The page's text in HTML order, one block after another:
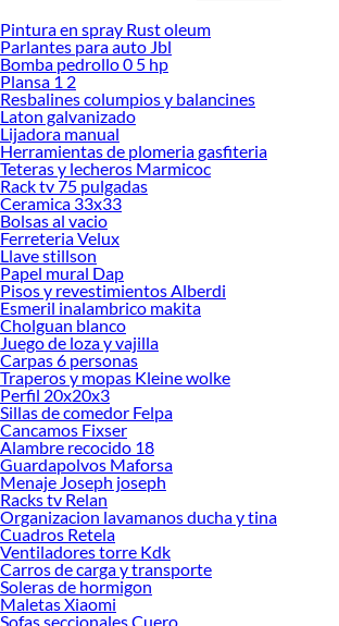
Desde remodelaciones hasta proyectos de decoración,
tus ideas realidad. ¡Visítanos y encuentra todo lo que
Mesas de living!
Explora la variedad de productos de Mesas de living
Herramientas, materiales y accesorios de calidad para tus
renovación de espacios. ¡Visítanos y descubre todo lo
ofrecerte!
Encuentra una amplia variedad de productos de Mesas
Encuentra todo lo necesario para tus proyectos de
¡Visítanos y haz tus ideas realidad!
Pintura en spray Rust oleum
Parlantes para auto Jbl
Bomba pedrollo 0 5 hp
Plansa 1 2
Resbalines columpios y balancines
Laton galvanizado
Lijadora manual
Herramientas de plomeria gasfiteria
Teteras y lecheros Marmicoc
Rack tv 75 pulgadas
Ceramica 33x33
Bolsas al vacio
Ferreteria Velux
Llave stillson
Papel mural Dap
Pisos y revestimientos Alberdi
Esmeril inalambrico makita
Cholguan blanco
Juego de loza y vajilla
Carpas 6 personas
Traperos y mopas Kleine wolke
Perfil 20x20x3
Sillas de comedor Felpa
Cancamos Fixser
Alambre recocido 18
Guardapolvos Maforsa
Menaje Joseph joseph
Racks tv Relan
Organizacion lavamanos ducha y tina
Cuadros Retela
Ventiladores torre Kdk
Carros de carga y transporte
Soleras de hormigon
Maletas Xiaomi
Sofas seccionales Cuero